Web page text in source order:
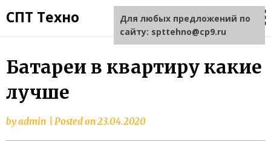
СПТ Техно
Батареи в квартиру какие
лучше
byadmin Posted on23.04.2020
Для любых предложений по
сайту: spttehno@cp9.ru